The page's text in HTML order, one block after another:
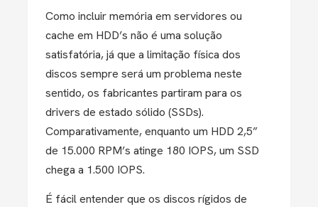
Como incluir memória em servidores ou
cache em HDD’s não é uma solução
satisfatória, já que a limitação física dos
discos sempre será um problema neste
sentido, os fabricantes partiram para os
drivers de estado sólido (SSDs).
Comparativamente, enquanto um HDD 2,5”
de 15.000 RPM’s atinge 180 IOPS, um SSD
chega a 1.500 IOPS.
É fácil entender que os discos rígidos de